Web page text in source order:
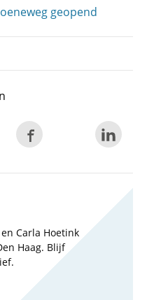
geopend
Carla Hoetink
Haag. Blijf